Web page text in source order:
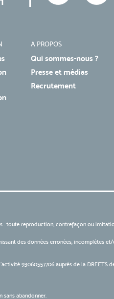
A PROPOS
Qui sommes-nous ?
Presse et médias
Recrutement
: toute reproduction, contrefaçon ou
des données erronées, incomplètes
93060557706 auprès de la DREETS
sans abandonner.